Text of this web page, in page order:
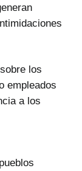
los
empleados
a los